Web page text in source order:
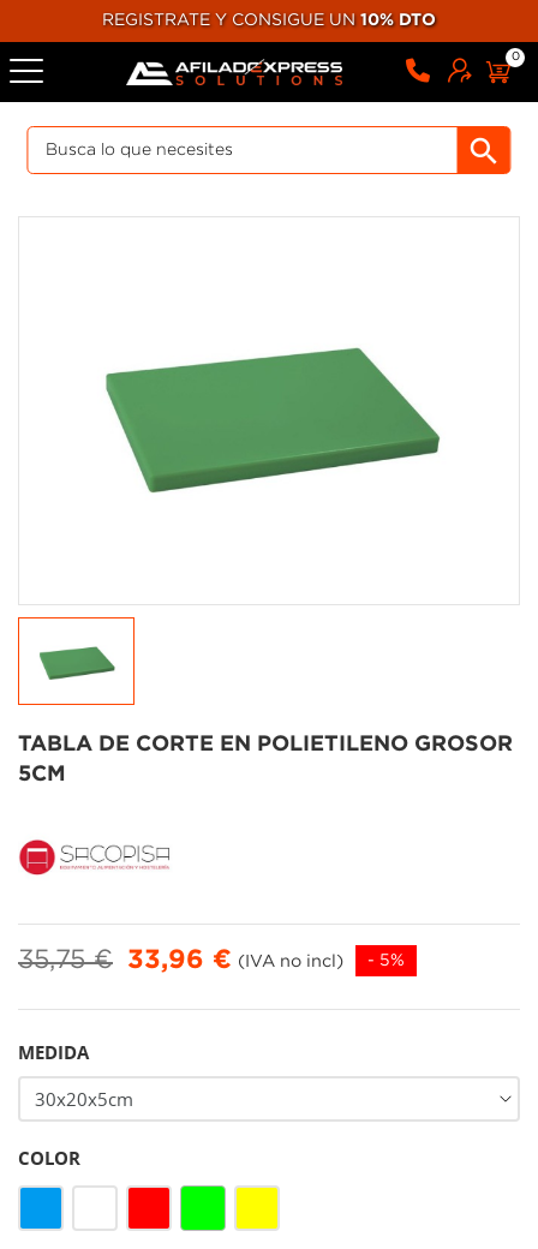
REGISTRATE Y CONSIGUE UN 10% DTO
0
TABLA DE CORTE EN POLIETILENO GROSOR
5CM
35,75 € 33,96 € (IVA no incl) - 5%
MEDIDA
COLOR